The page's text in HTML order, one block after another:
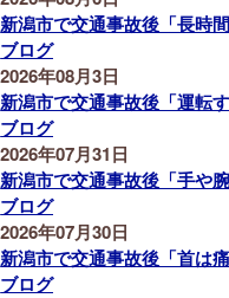
新潟市で交通事故後「長時
ブログ
2026年08月3日
新潟市で交通事故後「運転
ブログ
2026年07月31日
新潟市で交通事故後「手や
ブログ
2026年07月30日
新潟市で交通事故後「首は
ブログ